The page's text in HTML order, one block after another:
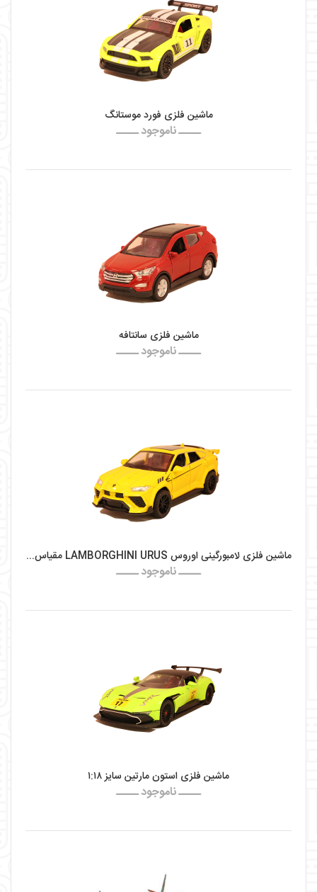
ماشین فلزی فورد موستانگ
ـــــ ناموجود ـــــ
ماشین فلزی سانتافه
ـــــ ناموجود ـــــ
ماشین فلزی لامبورگینی اوروس LAMBORGHINI URUS مقیاس ۱:۳۲
ـــــ ناموجود ـــــ
ماشین فلزی استون مارتین سایز ۱:۱۸
ـــــ ناموجود ـــــ